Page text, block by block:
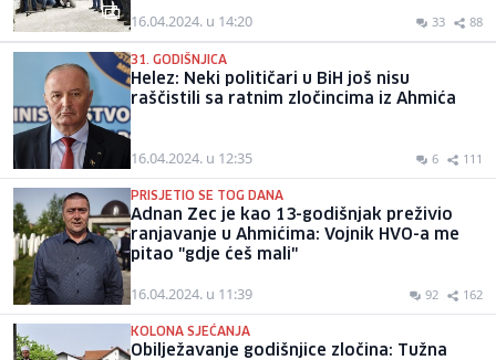
16.04.2024. u 14:20 33 88
31. GODIŠNJICA
Helez: Neki političari u BiH još nisu
raščistili sa ratnim zločincima iz Ahmića
16.04.2024. u 12:35 6 111
PRISJETIO SE TOG DANA
Adnan Zec je kao 13-godišnjak preživio
ranjavanje u Ahmićima: Vojnik HVO-a me
pitao "gdje ćeš mali"
16.04.2024. u 11:39 92 162
KOLONA SJEĆANJA
Obilježavanje godišnjice zločina: Tužna